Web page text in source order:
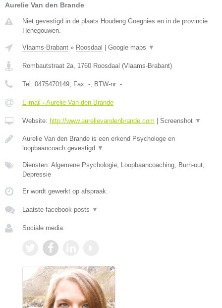
Aurelie Van den Brande
Niet gevestigd in de plaats Houdeng Goegnies en in de provincie
Henegouwen.
Vlaams-Brabant » Roosdaal | Google maps ▼
Rombautstraat 2a 1760 Roosdaal (Vlaams-Brabant)
Tel: 0475470149 , Fax: - , BTW-nr: -
E-mail › Aurelie Van den Brande
Website: http://www.aurelievandenbrande.com | Screenshot ▼
Aurelie Van den Brande is een erkend Psychologe en
loopbaancoach gevestigd ▼
Diensten: Algemene Psychologie, Loopbaancoaching, Burn-out,
Depressie
Er wordt gewerkt op afspraak.
Laatste facebook posts ▼
Sociale media: